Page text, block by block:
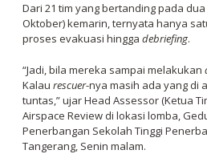
Dari 21 tim yang bertanding pada
Oktober) kemarin, ternyata hanya
proses evakuasi hingga debriefing.
“Jadi, bila mereka sampai melakukan
Kalau rescuer-nya masih ada yang di
tuntas,” ujar Head Assessor (Ketua
Airspace Review di lokasi lomba,
Penerbangan Sekolah Tinggi
Tangerang, Senin malam.